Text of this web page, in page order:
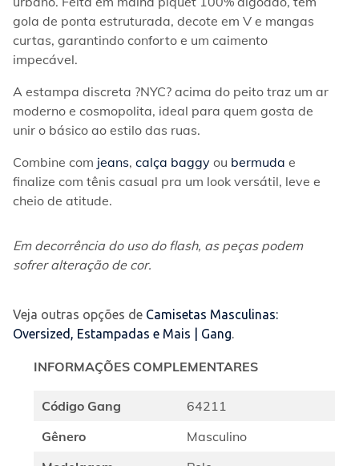
gola de ponta estruturada, decote em V e mangas
curtas, garantindo conforto e um caimento
impecável.
A estampa discreta ?NYC? acima do peito traz um ar
moderno e cosmopolita, ideal para quem gosta de
unir o básico ao estilo das ruas.
Combine com jeans, calça baggy ou bermuda e
finalize com tênis casual pra um look versátil, leve e
cheio de atitude.
Em decorrência do uso do flash, as peças podem
sofrer alteração de cor.
Veja outras opções de Camisetas Masculinas:
Oversized, Estampadas e Mais | Gang.
INFORMAÇÕES COMPLEMENTARES
Código Gang
64211
Gênero
Masculino